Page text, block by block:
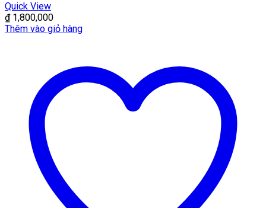
Quick View
₫1,800,000
Thêm vào giỏ hàng